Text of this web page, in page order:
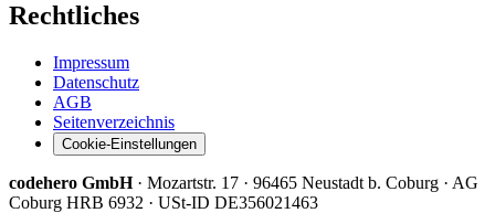
Rechtliches
Impressum
Datenschutz
AGB
Seitenverzeichnis
Cookie-Einstellungen
codehero GmbH· Mozartstr. 17 · 96465 Neustadt b. Coburg · AG
Coburg HRB 6932 · USt-ID DE356021463